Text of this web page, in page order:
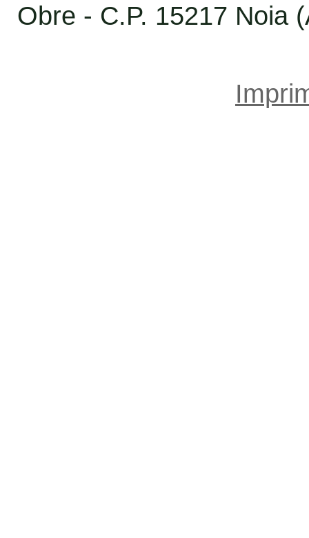
Obre - C.P. 15217 Noia